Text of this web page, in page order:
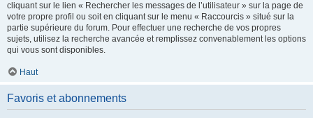
cliquant sur le lien « Rechercher les messages de l’utilisateur » sur la page de
votre propre profil ou soit en cliquant sur le menu « Raccourcis » situé sur la
partie supérieure du forum. Pour effectuer une recherche de vos propres
sujets, utilisez la recherche avancée et remplissez convenablement les options
qui vous sont disponibles.
Haut
Favoris et abonnements